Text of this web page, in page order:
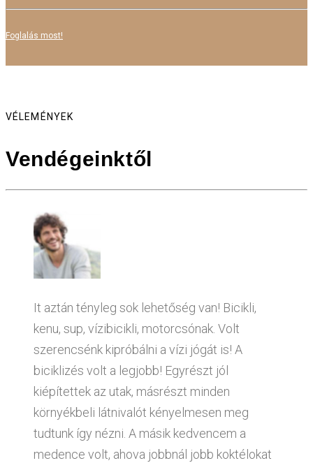
Foglalás most!
VÉLEMÉNYEK
Vendégeinktől
It aztán tényleg sok lehetőség van! Bicikli,
kenu, sup, vízibicikli, motorcsónak. Volt
szerencsénk kipróbálni a vízi jógát is! A
biciklizés volt a legjobb! Egyrészt jól
kiépítettek az utak, másrészt minden
környékbeli látnivalót kényelmesen meg
tudtunk így nézni. A másik kedvencem a
medence volt, ahova jobbnál jobb koktélokat